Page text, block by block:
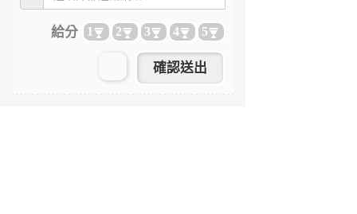
給分 1 2 3 4 5